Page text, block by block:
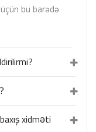
bu barədə
xidməti